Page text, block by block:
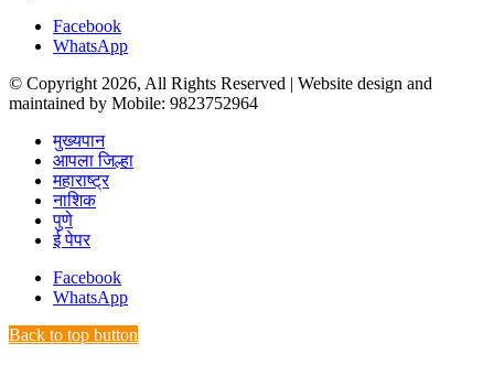
Facebook
WhatsApp
© Copyright 2026, All Rights Reserved | Website design and
maintained by Mobile: 9823752964
मुख्यपान
आपला जिल्हा
महाराष्ट्र
नाशिक
पुणे
ई पेपर
Facebook
WhatsApp
Back to top button